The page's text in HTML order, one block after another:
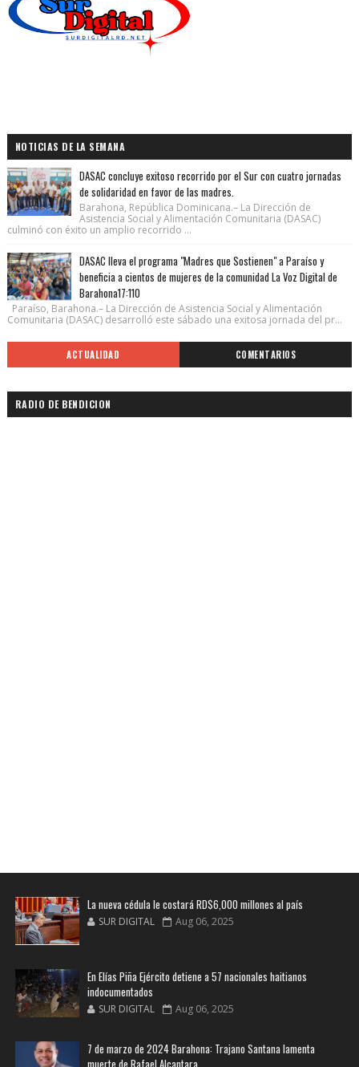
NOTICIAS DE LA SEMANA
DASAC concluye exitoso recorrido por el Sur con cuatro jornadas
de solidaridad en favor de las madres.
Barahona, República Dominicana.– La Dirección de
Asistencia Social y Alimentación Comunitaria (DASAC)
culminó con éxito un amplio recorrido ...
DASAC lleva el programa "Madres que Sostienen" a Paraíso y
beneficia a cientos de mujeres de la comunidad La Voz Digital de
Barahona17:110
Paraíso, Barahona.– La Dirección de Asistencia Social y Alimentación
Comunitaria (DASAC) desarrolló este sábado una exitosa jornada del pr...
ACTUALIDAD COMENTARIOS
RADIO DE BENDICION
La nueva cédula le costará RD$6,000 millones al país
SUR DIGITAL Aug 06, 2025
En Elías Piña Ejército detiene a 57 nacionales haitianos
indocumentados
SUR DIGITAL Aug 06, 2025
7 de marzo de 2024 Barahona: Trajano Santana lamenta